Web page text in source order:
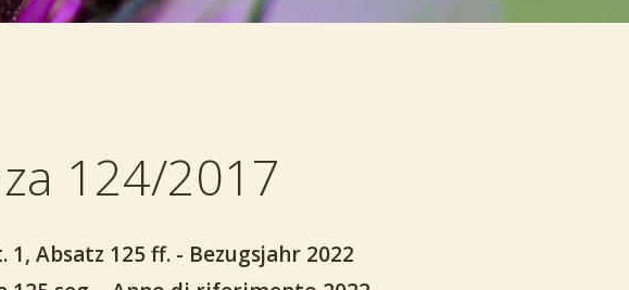
124/2017
Absatz 125 ff. - Bezugsjahr 2022